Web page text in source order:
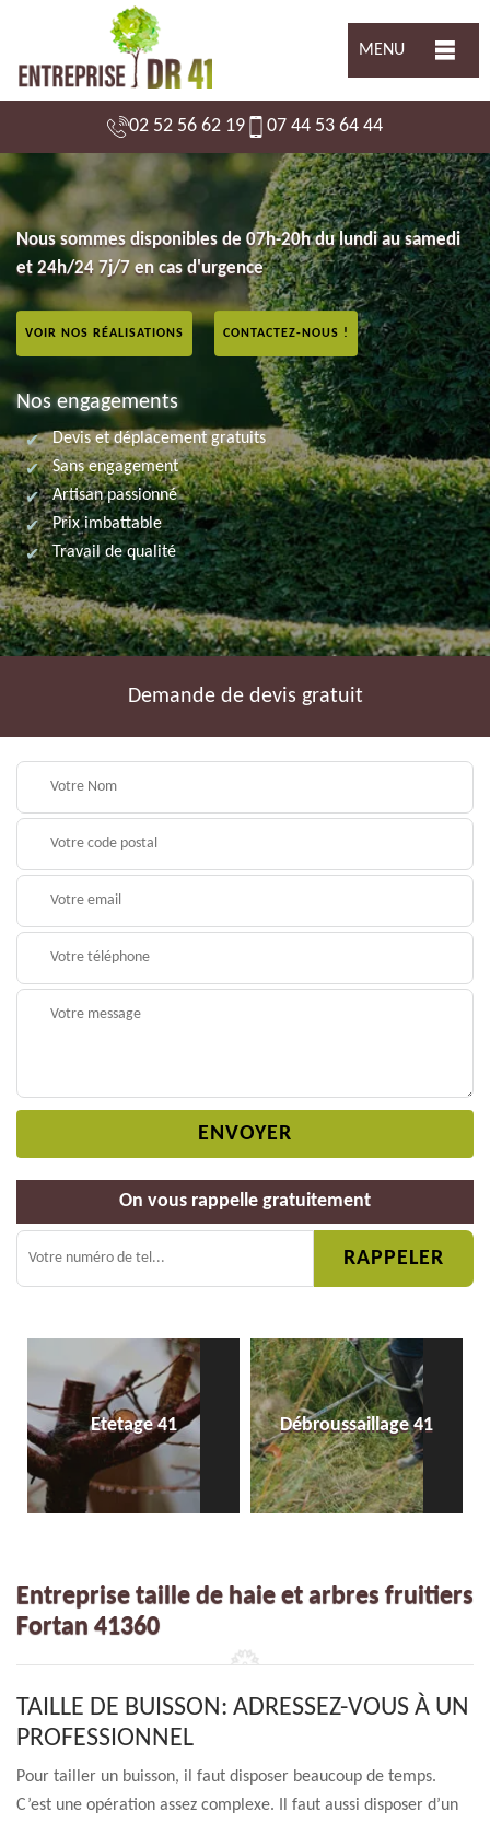
MENU
02 52 56 62 19 07 44 53 64 44
Nous sommes disponibles de 07h-20h du lundi au samedi
et 24h/24 7j/7 en cas d'urgence
VOIR NOS RÉALISATIONS CONTACTEZ-NOUS !
Nos engagements
Devis et déplacement gratuits
Sans engagement
Artisan passionné
Prix imbattable
Travail de qualité
Demande de devis gratuit
On vous rappelle gratuitement
Etetage 41 Débroussaillage 41
Entreprise taille de haie et arbres fruitiers
Fortan 41360
TAILLE DE BUISSON: ADRESSEZ-VOUS À UN
PROFESSIONNEL
Pour tailler un buisson, il faut disposer beaucoup de temps.
C’est une opération assez complexe. Il faut aussi disposer d’un